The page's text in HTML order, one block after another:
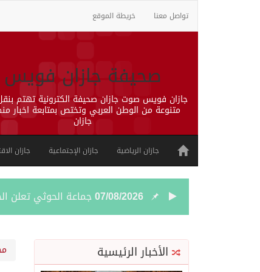
تواصل معنا خريطة الموقع
صحيفة جازان فويس
جازان فويس صوت جازان صحيفة الكترونية تهتم
متنوعة من الوطن العربي وتختص بمتابعة اخبار
جازان
جازان الرياضية جازان الإجتماعية جازان
07/08/2026 جماعة الحوثي تعلن
07/08/2026
الأخبار الرئيسية